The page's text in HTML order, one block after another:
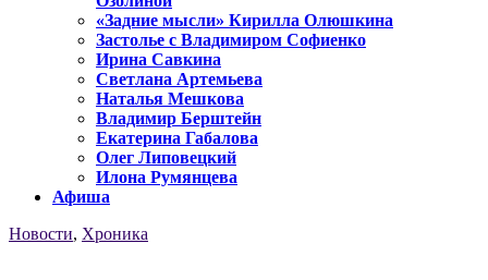
«Задние мысли» Кирилла Олюшкина
Застолье с Владимиром Софиенко
Ирина Савкина
Светлана Артемьева
Наталья Мешкова
Владимир Берштейн
Екатерина Габалова
Олег Липовецкий
Илона Румянцева
Афиша
Новости, Хроника